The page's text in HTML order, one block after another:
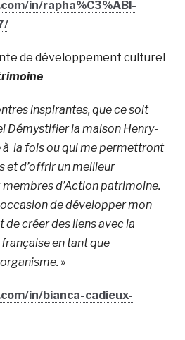
in/rapha%C3%ABl-
de développement culturel
inspirantes, que ce soit
Démystifier la maison Henry-
la fois ou qui me permettront
et d’offrir un meilleur
d’Action patrimoine.
de développer mon
créer des liens avec la
en tant que
»
in/bianca-cadieux-